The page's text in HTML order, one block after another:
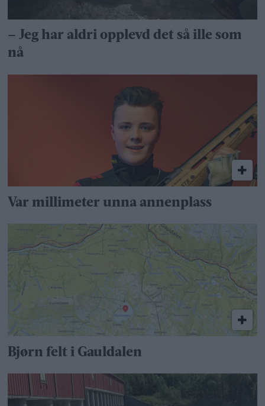
– Jeg har aldri opplevd det så ille som
nå
Var millimeter unna annenplass
Bjørn felt i Gauldalen